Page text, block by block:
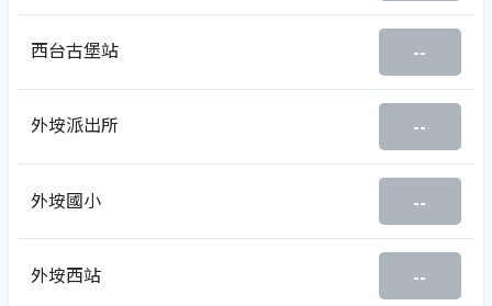
西台古堡站 --
外垵派出所 --
外垵國小 --
外垵西站 --